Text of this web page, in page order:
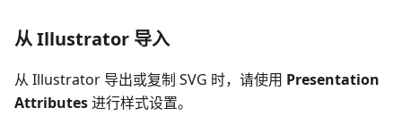
从 Illustrator 导入
从 Illustrator 导出或复制 SVG 时，请使用 Presentation
Attributes进行样式设置。